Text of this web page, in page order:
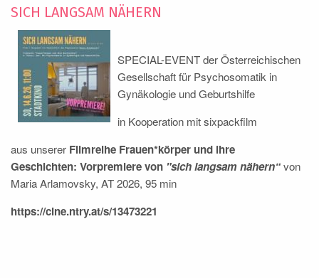
SICH LANGSAM NÄHERN
SPECIAL-EVENT der Österreichischen
Gesellschaft für Psychosomatik in
Gynäkologie und Geburtshilfe
in Kooperation mit sixpackfilm
aus unserer Filmreihe Frauen*körper und ihre
Geschichten: Vorpremiere von "sich langsam nähern“von
Maria Arlamovsky, AT 2026, 95 min
https://cine.ntry.at/s/13473221